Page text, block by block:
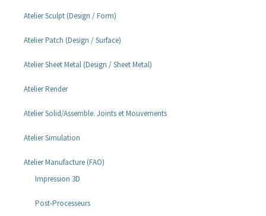
Atelier Sculpt (Design / Form)
Atelier Patch (Design / Surface)
Atelier Sheet Metal (Design / Sheet Metal)
Atelier Render
Atelier Solid/Assemble. Joints et Mouvements
Atelier Simulation
Atelier Manufacture (FAO)
Impression 3D
Post-Processeurs